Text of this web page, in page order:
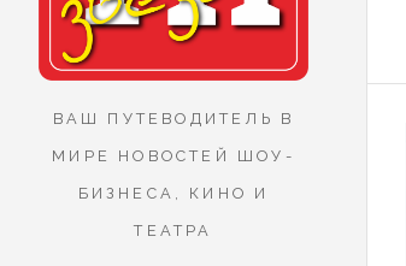
ВАШ ПУТЕВОДИТЕЛЬ В
МИРЕ НОВОСТЕЙ ШОУ-
БИЗНЕСА, КИНО И
ТЕАТРА